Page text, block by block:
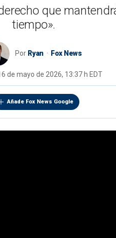
que
tiempo».
Por Ryan Fox News
de mayo de 2026, 13:37 h EDT
Añade Fox News Google